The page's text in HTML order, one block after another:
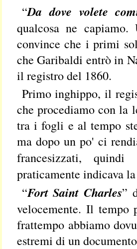
“Da dove volete
qualcosa ne
convince che i primi
che Garibaldi entrò in
il registro del 1860.
Primo inghippo, il
che procediamo con la
tra i fogli e al tempo
ma dopo un po' ci
francesizzati,
praticamente indicava
“Fort Saint Charles”
velocemente. Il tempo
frattempo abbiamo
estremi di un